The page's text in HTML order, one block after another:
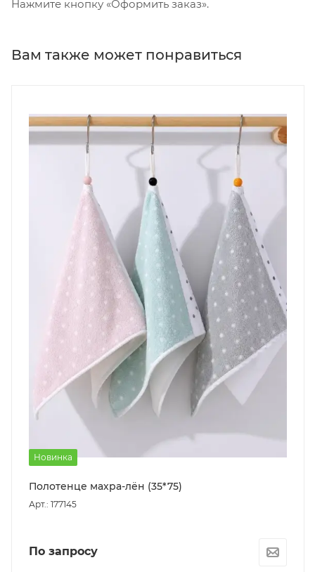
Нажмите кнопку «Оформить заказ».
Вам также может понравиться
Новинка
Полотенце махра-лён (35*75)
Арт.: 177145
По запросу